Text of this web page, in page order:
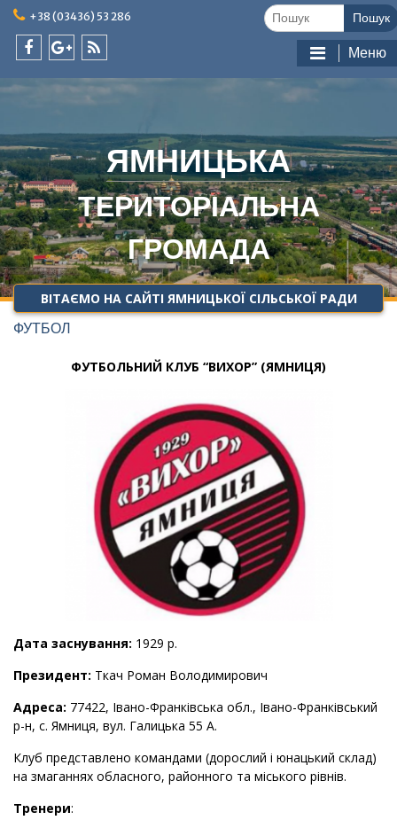
Skip
content
+38 (03436) 53 286
plus
ЯМНИЦЬКА
ТЕРИТОРІАЛЬНА
ГРОМАДА
Меню
ВІТАЄМО НА САЙТІ ЯМНИЦЬКОЇ СІЛЬСЬКОЇ РАДИ
ФУТБОЛ
ФУТБОЛЬНИЙ КЛУБ “ВИХОР” (ЯМНИЦЯ)
Дата заснування: 1929 р.
Президент: Ткач Роман Володимирович
Адреса: 77422, Івано-Франківська обл., Івано-Франківський
р-н, с. Ямниця, вул. Галицька 55 А.
Клуб представлено командами (дорослий і юнацький склад)
на змаганнях обласного, районного та міського рівнів.
Тренери:
Шукати: